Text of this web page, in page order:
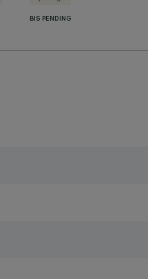
BIS PENDING